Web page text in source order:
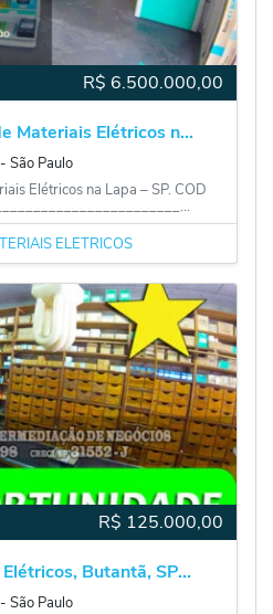
R$ 6.500.000,00
Materiais Elétricos n...
‐ São Paulo
Elétricos na Lapa – SP. COD
ELÉTRICOS
R$ 125.000,00
Butantã, SP...
‐ São Paulo